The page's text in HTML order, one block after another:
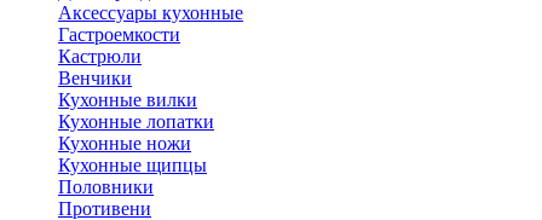
Аксессуары кухонные
Гастроемкости
Кастрюли
Венчики
Кухонные вилки
Кухонные лопатки
Кухонные ножи
Кухонные щипцы
Половники
Противени